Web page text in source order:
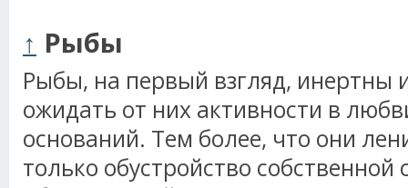
↑ Рыбы
Рыбы, на первый взгляд, инертны
ожидать от них активности в
оснований. Тем более, что они
только обустройство собственной